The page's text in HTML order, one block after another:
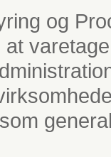
og